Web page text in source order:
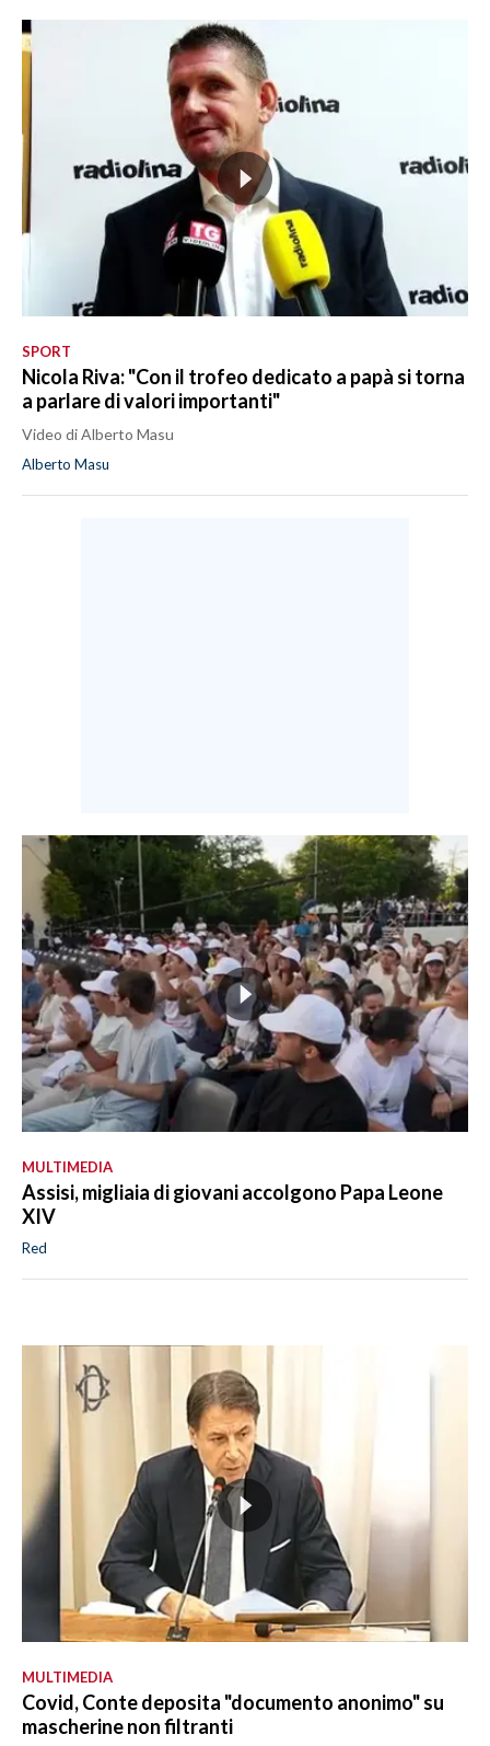
SPORT
Nicola Riva: "Con il trofeo dedicato a papà si torna
a parlare di valori importanti"
Video di Alberto Masu
Alberto Masu
MULTIMEDIA
Assisi, migliaia di giovani accolgono Papa Leone
XIV
Red
MULTIMEDIA
Covid, Conte deposita "documento anonimo" su
mascherine non filtranti